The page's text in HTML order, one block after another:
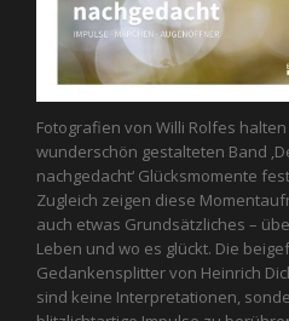
Fotografien von Willi Rolfes
wunderschön gestalteten Band
nachgedacht‘ Glücksmomente
Zugleich zeigen diese
auch etwas Grundsätzliches –
Leben und wo es glückt. Die
Gedankensplitter von Heinrich
sind keine Interpretationen,